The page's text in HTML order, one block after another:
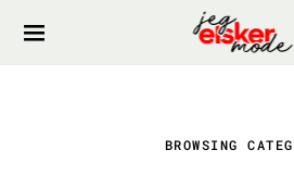
Search for:
BROWSING